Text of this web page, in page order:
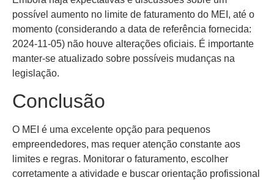
possível aumento no limite de faturamento do MEI, até o
momento (considerando a data de referência fornecida:
2024-11-05) não houve alterações oficiais. É importante
manter-se atualizado sobre possíveis mudanças na
legislação.
Conclusão
O MEI é uma excelente opção para pequenos
empreendedores, mas requer atenção constante aos
limites e regras. Monitorar o faturamento, escolher
corretamente a atividade e buscar orientação profissional